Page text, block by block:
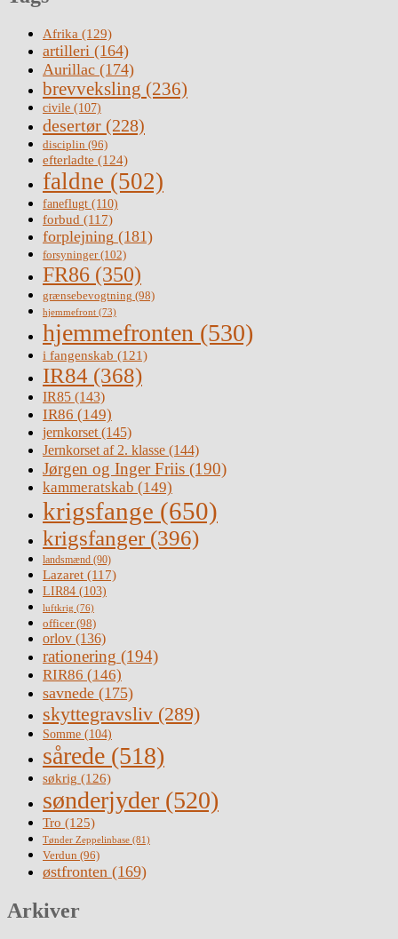
Afrika (129)
artilleri (164)
Aurillac (174)
brevveksling (236)
civile (107)
desertør (228)
disciplin (96)
efterladte (124)
faldne (502)
faneflugt (110)
forbud (117)
forplejning (181)
forsyninger(102)
FR86 (350)
grænsebevogtning (98)
hjemmefront (73)
hjemmefronten (530)
i fangenskab (121)
IR84 (368)
IR85 (143)
IR86 (149)
jernkorset(145)
Jernkorset af 2. klasse (144)
Jørgen og Inger Friis (190)
kammeratskab (149)
krigsfange (650)
krigsfanger (396)
landsmænd (90)
Lazaret (117)
LIR84 (103)
luftkrig (76)
officer(98)
orlov (136)
rationering (194)
RIR86 (146)
savnede (175)
skyttegravsliv (289)
Somme (104)
sårede (518)
søkrig (126)
sønderjyder (520)
Tro (125)
Tønder Zeppelinbase (81)
Verdun (96)
østfronten (169)
Arkiver